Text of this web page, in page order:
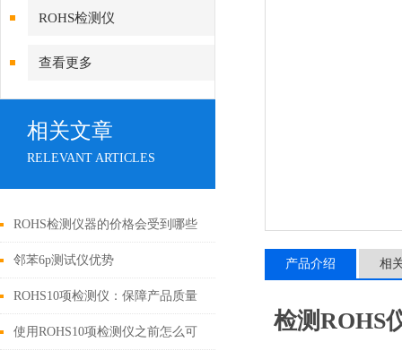
ROHS检测仪
查看更多
相关文章
RELEVANT ARTICLES
ROHS检测仪器的价格会受到哪些
因素的影响
邻苯6p测试仪优势
ROHS10项检测仪：保障产品质量
和环境安全的利器
使用ROHS10项检测仪之前怎么可
产品介绍 相
检测ROHS